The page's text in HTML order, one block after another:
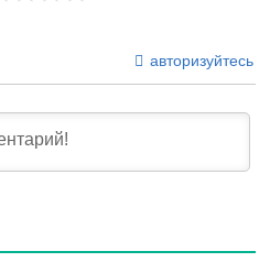
авторизуйтесь